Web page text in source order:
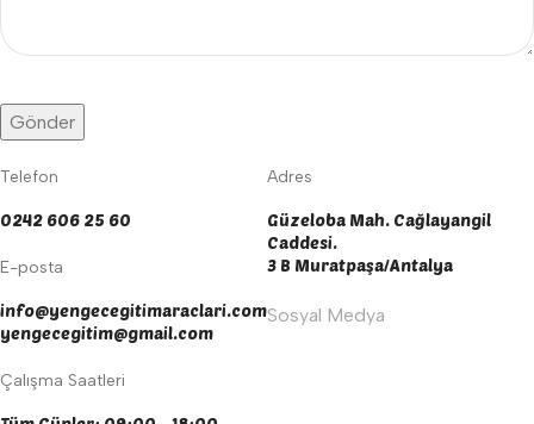
Telefon
0242 606 25 60
E-posta
info@yengecegitimaraclari.com
yengecegitim@gmail.com
Çalışma Saatleri
Adres
Güzeloba Mah. Cağlayangil
Caddesi.
3 B Muratpaşa/Antalya
Sosyal Medya